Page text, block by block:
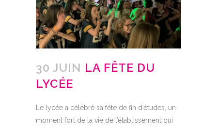
30 JUIN LA FÊTE DU
LYCÉE
Le lycée a célébré sa fête de fin d’études, un
moment fort de la vie de l’établissement qui